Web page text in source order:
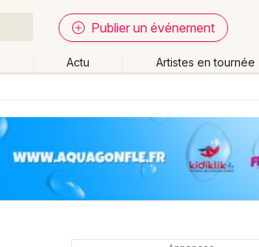
Publier un événement
Actu Artistes en tournée
Ce week-end